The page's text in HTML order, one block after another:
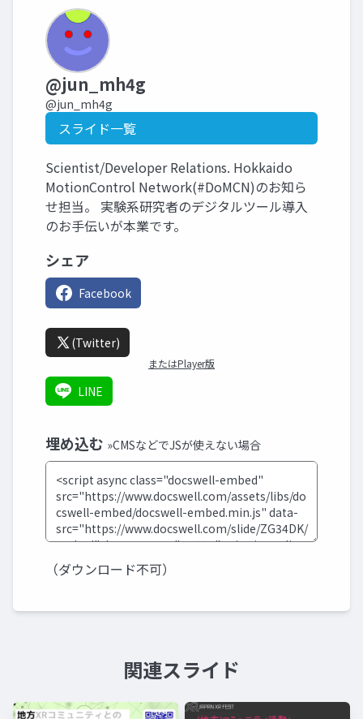
@jun_mh4g
@jun_mh4g
スライド一覧
Scientist/Developer Relations. Hokkaido
MotionControl Network(#DoMCN)のお知ら
せ担当。 実験系研究者のデジタルツール導入
のお手伝いが本業です。
シェア
Facebook
(Twitter)
またはPlayer版
LINE
埋め込む »CMSなどでJSが使えない場合
（ダウンロード不可）
関連スライド